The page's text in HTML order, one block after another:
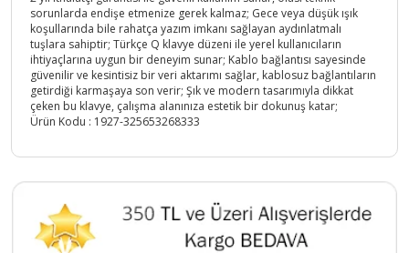
sorunlarda endişe etmenize gerek kalmaz; Gece veya düşük ışık
koşullarında bile rahatça yazım imkanı sağlayan aydınlatmalı
tuşlara sahiptir; Türkçe Q klavye düzeni ile yerel kullanıcıların
ihtiyaçlarına uygun bir deneyim sunar; Kablo bağlantısı sayesinde
güvenilir ve kesintisiz bir veri aktarımı sağlar, kablosuz bağlantıların
getirdiği karmaşaya son verir; Şık ve modern tasarımıyla dikkat
çeken bu klavye, çalışma alanınıza estetik bir dokunuş katar;
Ürün Kodu : 1927-325653268333